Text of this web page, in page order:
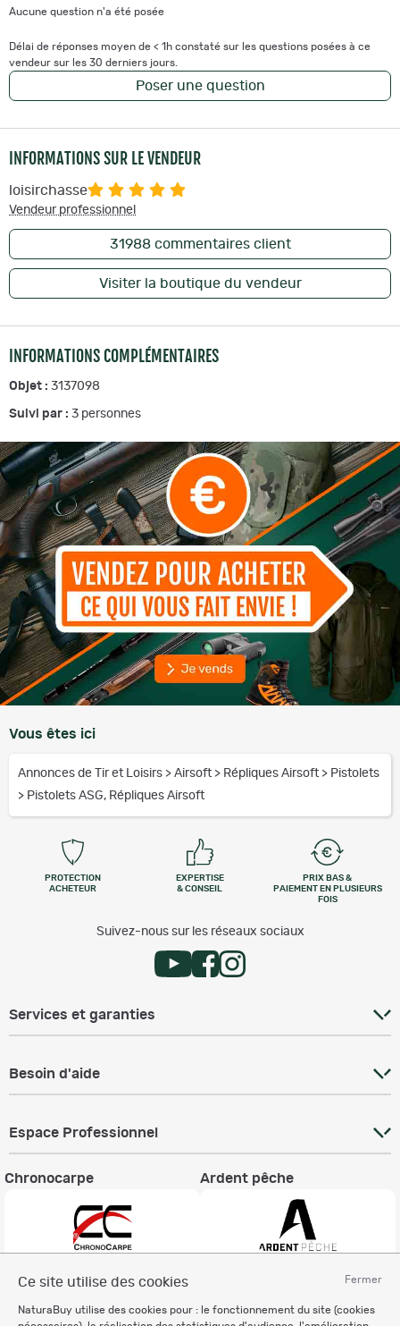
Fermer
Ce site utilise des cookies
NaturaBuy utilise des cookies pour : le fonctionnement du site (cookies
Aucune question n'a été posée
Délai de réponses moyen de < 1h constaté sur les questions posées à ce
vendeur sur les 30 derniers jours.
Poser une question
INFORMATIONS SUR LE VENDEUR
loisirchasse
Vendeur professionnel
31988commentaires client
Visiter la boutique du vendeur
INFORMATIONS COMPLÉMENTAIRES
Objet : 3137098
Suivi par : 3 personnes
Vous êtes ici
Annonces de Tir et Loisirs > Airsoft > Répliques Airsoft > Pistolets
> Pistolets ASG, Répliques Airsoft
PROTECTION
ACHETEUR
EXPERTISE
& CONSEIL
PRIX BAS &
PAIEMENT EN PLUSIEURS
FOIS
Suivez-nous sur les réseaux sociaux
Services et garanties
Besoin d'aide
Espace Professionnel
Chronocarpe Ardent pêche
Charte éthique